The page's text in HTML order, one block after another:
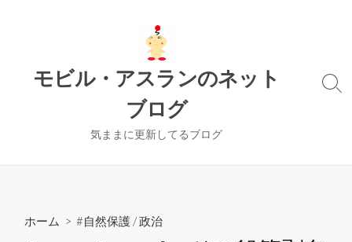
ッ
モビル・アスランのネット
ブログ
気ままに更新してるブログ
検
ホーム > #自然保護 /政治